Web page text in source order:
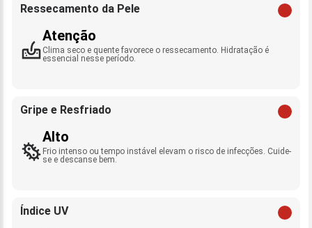
Ressecamento da Pele
Atenção
Clima seco e quente favorece o ressecamento. Hidratação é
essencial nesse período.
Gripe e Resfriado
Alto
Frio intenso ou tempo instável elevam o risco de infecções. Cuide-
se e descanse bem.
Índice UV